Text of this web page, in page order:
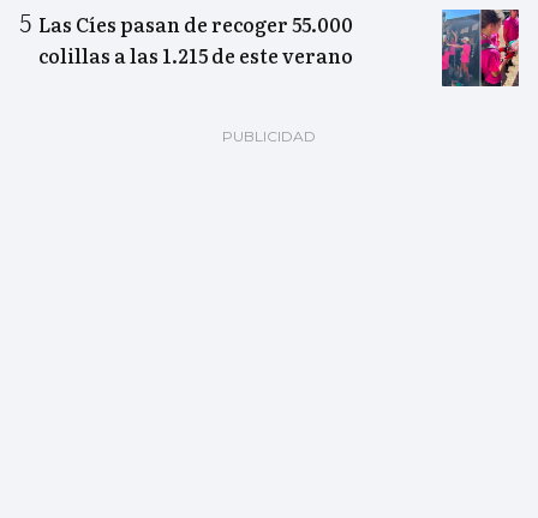
Las Cíes pasan de recoger 55.000
colillas a las 1.215 de este verano